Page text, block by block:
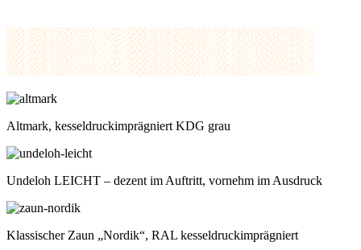
Altmark, kesseldruckimprägniert KDG grau
Undeloh LEICHT – dezent im Auftritt, vornehm im Ausdruck
Klassischer Zaun „Nordik“, RAL kesseldruckimprägniert